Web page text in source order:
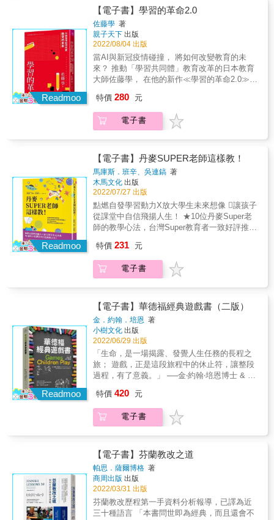
大學的自傳與申請信，以短短五百字充分呈現
十八年學習成果，以及寫作教學法的最新的發
展。 第六章呈現讀寫教育是個希望工程，可以
改寫失學者人生。一位住在大城市的美國成人
（新移民）想成為卡車司機，卻因識字不夠，
連營業司機證照筆試都無法通過，所幸有社區
圖書館推動成人讀寫教育，改寫失學者的人
育，在推動過程中遇到什麼挑戰，以及最終達
成了什麼成果。──✦── 教養沒有捷徑，讀寫
素養的累積是一個漫長的過程。每一位想要幫
身。畢竟，閱讀與寫作絕對不只是一門科目，
而是一種可以終身攜帶的實用技能。(本書特色)
首度由華人記者進行深入美國教育現場的採
訪，實地訪察美國讀寫教育的操作實況，介紹
美國從學前、國小、國中、高中到終身教育，
六大學習現場推動、實施讀寫教育的嶄新觀念
與做法，有大量研究實證、操作案例，採訪不
同面向，呈現各個角度的觀察，以及來自教育
現場的真實故事，是家長、教師都需要知道
本書改版自《美國讀寫教育：六個學習現場，
六場震撼》
甚至孩子的原生家庭，到底該怎麼做？如何著
手？基本的照顧思維需要有哪些改變？如何才
能讓各方利害關係者彼此合作，「協同一致
的」將孩子福祉置於核心？關心兒少權利福
祉，強化社會安全網，不應只期待第一線社會
工作者的肉身奉獻；如何從組織制度面著手，
協助逆境兒少工作者跨越專業照護的缺口？
《CARE》正是一本提供本土與國際接軌，具備
系統性關懷架構的實踐指南。誠如台灣全國兒
少安置機構聯盟理事長徐瑜點出：「在台灣，
照顧常被視為一種本能與直覺行為，甚至照顧
的「價值與重要性」也常在經濟效益、成效導
向的評估之下被輕賤看待，而這種觀念正是忽
在無力整理實務智慧、缺乏照顧自信，甚至是
在社會文化的期待之下，僅能以愛心跨過專業
照顧知識的缺口，而《CARE》一書正是為了填
補這一個鴻溝。」【適讀對象】➢ 陪伴逆境兒
少、脆弱家庭等第一線助人工作者➢ 建立適合
兒少身心發展的安置機構、團體家庭與寄養家
庭➢ 須面對脆弱兒少的學校老師、心理師、特
領導管理群，社工督導，社福機構經營者，社
福政策決策者熱血推薦（按姓名筆劃排序）文
國士｜社團法人台灣蛻變方成事協會創辦人吳
書昀｜國立暨南國際大學社會政策與社會工作
台灣全國兒少安置機構聯盟理事長陳旺德｜社
團法人中華育幼機構兒童關懷協會(CCSA)研發
長陳亮妤｜衛生福利部心理健康司司長陳毓文
｜臺灣大學社會工作學系教授葉靜倫｜多多益
善Right Plus總編輯顧瑜君｜五味屋創辦人、東
華大學教授【國內社福領域重量級意見領袖，
衷心推薦】接住逆境兒少的陪伴指南文國士｜
社團法人台灣蛻變方成事協會創辦人因為父母
受思覺失調症所苦而無力照顧我，我年幼時曾
這些大人總叫我要感恩，奇怪住在育幼院又不
是我選的，再說你們根本不知道住在這有多麻
煩、多痛苦！感恩……那送你住啊！」 好多年
了照顧者4年，這才體會日常照顧不像白雪公主
與7個小矮人那般浪漫愜意，照顧工作是有怨無
悔的陪伴。我捫心自問無數次「到底怎麼做才
是孩子需要的？什麼是所謂的『為他好』？」
這兩段跟育幼院有關的經驗，讓我深感一個孩
子要能好好長大，是需要運氣的；而照顧孩子
境兒少，從研究到實務層面，都建議掌握六大
原則&mdash;&mdash;關係為本：每個孩子，
都值得擁有一位「毫無來由為他們瘋狂著迷」
的大人！創傷知情：改變對經歷逆境孩子的看
法，從「你有什麼問題？」轉為「你發生什麼
事？」發展焦點：聚焦並幫助遭受逆境創傷的
孩子，培養得以健康發展與成功學習的挫折復
轉向孩子做了哪些事＆哪裡做得很好。家庭參
與：無論過往如何，持續維繫並強化孩子與家
庭、社區與文化的認同關係是重要的。生態導
常陪伴照顧，從第一線照顧陪伴者、照顧團
隊，到社工督導、機構管理群甚至孩子的原生
家庭，到底該怎麼做？如何著手？基本的照顧
思維需要有哪些改變？如何才能讓各方利害關
係者彼此合作，「協同一致的」將孩子福祉置
於核心？關心兒少權利福祉，強化社會安全
網，不應只期待第一線社會工作者的肉身奉
獻；如何從組織制度面著手，協助逆境兒少工
作者跨越專業照護的缺口？《CARE》正是一本
實踐指南。誠如台灣全國兒少安置機構聯盟理
事長徐瑜點出：「在台灣，照顧常被視為一種
本能與直覺行為，甚至照顧的「價值與重要
輕賤看待，而這種觀念正是忽略了照顧的專業
素養和核心理念。 許多工作者在無力整理實務
智慧、缺乏照顧自信，甚至是在社會文化的期
待之下，僅能以愛心跨過專業照顧知識的缺
口，而《CARE》一書正是為了填補這一個鴻
溝。」【適讀對象】➢ 陪伴逆境兒少、脆弱家
庭等第一線助人工作者➢ 建立適合兒少身心發
脆弱兒少的學校老師、心理師、特教輔導老師
等泛教育工作者➢ 助人工作機構的領導管理
群，社工督導，社福機構經營者，社福政策決
立暨南國際大學社會政策與社會工作學系教授
兼系主任徐瑜｜陳綢兒少家園主任、台灣全國
兒少安置機構聯盟理事長陳旺德｜社團法人中
華育幼機構兒童關懷協會(CCSA)研發組長、財
團法人青少年自立發展社會福利基金會
(TeenIDF) 研發長陳亮妤｜衛生福利部心理健康
共同體：構想與實踐》後， 佐藤學解析了AI與
新冠疫情對世界經濟與國家發展的衝擊，乃至
於如何影響個人幸福的能力。 他梳理、整合各
種最新的教育、經濟研究報告， 並在≪學習的
革命2.0≫一書中提出未來教育的深遠藍圖──
提供我們的下一代創造性、思考探究、協同學
習的教育沃土。 佐藤學給台灣教育界的深刻提
醒 ➤當心教育的扭曲變形 疫情催生了線上學習
需求，「教育IT企業」大舉進入公共教育系
線。 ➤數位的階級落差造成的學習損失 全世界
孩子的未來生涯薪資將損失高達17兆美元， 經
濟能力在後50%的孩子，因為損失學習機會，
將損失27%-34%的生涯薪資。 ➤線上學習不利
創造性、協同、探究式學習 2015年OECD調
查，不論在閱讀、數學、科學測驗，使用電腦
學習的時間越長，學力下滑越多。 想用線上課
取代一般實體課，基本上是不可能的。 線上學
習讓學習變成了個人化，但真正的學習，必須
題透過協同合作， 同儕間感受彼此的「不
問與思索 Q：工業4.0帶來的技術革新大大影響
孩子未來的工作內容，為培育因應未來的人
材，教育政策、學校教育目前有什麼樣的調
兩者界線遭到破壞，該如何才能保障教育的公
共性？ Q：在IT產業的助長之下，教育產業將
更加蓬勃發展？ Q：「人的能力」的「人材」
V.S.「人力資本」的「人材」？ Q： 教育的
「大生意」所標榜的「博愛主義」口號是為引
起關注？ Q：ICT教育披著迎向未來夢想與科技
神話的彩虹羽之，真能提高孩子的學習品質
Readmoo
【電子書】學習的革命2.0
佐藤學 著
親子天下 出版
2022/08/04 出版
當AI與新冠疫情碰撞， 將如何改變教育的未
來？ 推動「學習共同體」教育改革的日本教育
大師佐藤學， 在他的新作≪學習的革命2.0≫當
最大威脅是學習損失， 這將對他們未來的生活
造成極大的風險! 「生生有平板」的數位化教育
並非根本的解方， 提供創造性、探究思考與協
共同體：構想與實踐》後， 佐藤學解析了AI與
新冠疫情對世界經濟與國家發展的衝擊，乃至
於如何影響個人幸福的能力。 他梳理、整合各
種最新的教育、經濟研究報告， 並在≪學習的
革命2.0≫一書中提出未來教育的深遠藍圖──
提供我們的下一代創造性、思考探究、協同學
習的教育沃土。 佐藤學給台灣教育界的深刻提
醒 ➤當心教育的扭曲變形 疫情催生了線上學習
需求，「教育IT企業」大舉進入公共教育系
線。 ➤數位的階級落差造成的學習損失 全世界
孩子的未來生涯薪資將損失高達17兆美元， 經
濟能力在後50%的孩子，因為損失學習機會，
每3人就有1人存在失業風險， 即使有工作，也
將損失27%-34%的生涯薪資。 ➤線上學習不利
創造性、協同、探究式學習 2015年OECD調
查，不論在閱讀、數學、科學測驗，使用電腦
學習的時間越長，學力下滑越多。 想用線上課
取代一般實體課，基本上是不可能的。 線上學
習讓學習變成了個人化，但真正的學習，必須
題透過協同合作， 同儕間感受彼此的「不
懂」，進而合作學習。 佐藤學對未來教育的探
問與思索 Q：工業4.0帶來的技術革新大大影響
孩子未來的工作內容，為培育因應未來的人
材，教育政策、學校教育目前有什麼樣的調
兩者界線遭到破壞，該如何才能保障教育的公
共性？ Q：在IT產業的助長之下，教育產業將
更加蓬勃發展？ Q：「人的能力」的「人材」
V.S.「人力資本」的「人材」？ Q： 教育的
「大生意」所標榜的「博愛主義」口號是為引
起關注？ Q：ICT教育披著迎向未來夢想與科技
特價 280 元
電子書
Readmoo
【電子書】丹麥SUPER老師這樣教！
馬庫斯．班辛、吳連鎬 著
木馬文化 出版
2022/07/27 出版
點燃自發學習動力X放大學生未來想像 讓孩子
從課堂中自信飛揚人生！ ★10位丹麥Super老
師的教學心法，台灣Super教育者一致好評推
飛向多元的未來！ 我們總是不記得課本的知
識，但學到的技能永遠都會留在身上。 上學不
是為了在考卷寫下正確答案。比起滿分的成績
以點燃學生眼中的星光。 面對多變的未來，能
讓孩子終生受用的是熱情與自信！ 本書推薦給
◆懷抱熱忱與愛，尋求不同教學法借鏡的教師
◆探索多方可能，對未來人生躍躍欲試的同學
◆期許孩子擁有高度視野、開創新局的家長 ◆
關心教育發展的你和我 丹麥以高水準的教育、
公民素質、國際視野聞名於世； 但你相信嗎？
丹麥的小孩和全世界的小孩一樣，有說不完的
煩心事。 害怕說英文，討厭算數學，為了是否
挫敗，只想放棄&hellip;&hellip; 本書收錄十位
丹麥Super在教學現場的經驗心法， 他們走進
教室，是為了點燃孩子自發的學習動力，放大
學生的未來。 當孩子失去學習動力時，丹麥老
師打造更多元、生活化、活潑的課堂風景， 點
亮孩子眼裡的小星星。 ◆接軌人生──SUPER
老師把真實世界帶進課堂！ 引介真實木匠、會
計、廚師、棋士等職人熱忱分享、帶領實作，
讓孩子體認精彩人生各有樣貌，更有信心走出
自己的路。 ◆傳染熱情──老師SHOW出自己的
特價 231 元
電子書
Readmoo
【電子書】華德福經典遊戲書（二版）
金．約翰．培恩 著
小樹文化 出版
2022/06/29 出版
「生命，是一場揭露、發覺人生任務的長程之
旅； 遊戲，正是這段旅程中的休止符，讓整段
過程，有了意義。」 ──金‧約翰‧培恩博士 & 兼
據孩子的「自然天性」、「感官發展」， 喚起
孩子對身體的意識、找回平衡內在、 回歸輔助
與培養「孩子真實特質」的華德福經典遊戲全
遊戲間，體驗最快樂的童年，並在活動中，學
會最重要的成長基礎 & 華德福教育中，最重要
的是讓孩子有自由發展、具創造力、有想像力
的遊戲體驗。遊戲不只是玩樂，更是孩子學習
與世界、與他人相處的重要管道；透過開放、
自然、符合孩子年齡的「遊戲」，訓練身體大
特價 420 元
電子書
【電子書】芬蘭教改之道
帕思．薩爾博格 著
商周出版 出版
2022/03/31 出版
芬蘭教改歷程第一手資料分析報導，已譯為近
三十種語言 「本書問世即為經典，而且還會不